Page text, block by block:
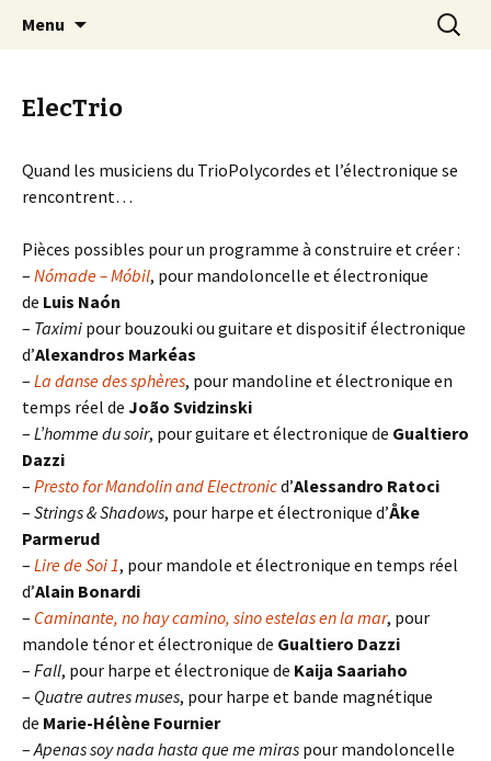
Trio Polycordes
Menu
ElecTrio
Quand les musiciens du TrioPolycordes et l’électronique se
rencontrent…
Pièces possibles pour un programme à construire et créer :
– Nómade – Móbil, pour mandoloncelle et électronique
de Luis Naón
– Taximi pour bouzouki ou guitare et dispositif électronique
d’Alexandros Markéas
– La danse des sphères, pour mandoline et électronique en
temps réel de João Svidzinski
– L’homme du soir, pour guitare et électronique de Gualtiero
Dazzi
– Presto for Mandolin and Electronicd’Alessandro Ratoci
– Strings & Shadows, pour harpe et électronique d’Åke
Parmerud
– Lire de Soi 1, pour mandole et électronique en temps réel
d’Alain Bonardi
– Caminante, no hay camino, sino estelas en la mar, pour
mandole ténor et électronique de Gualtiero Dazzi
– Fall, pour harpe et électronique de Kaija Saariaho
– Quatre autres muses, pour harpe et bande magnétique
de Marie-Hélène Fournier
–Apenas soy nada hasta que me miras pour mandoloncelle